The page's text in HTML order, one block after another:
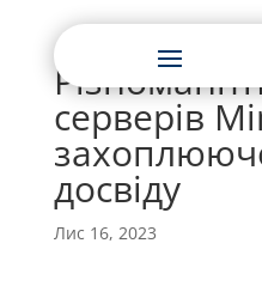
серверів
досвіду
Лис 16, 2023